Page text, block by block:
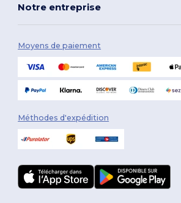
Notre entreprise
Moyens de paiement
Méthodes d'expédition